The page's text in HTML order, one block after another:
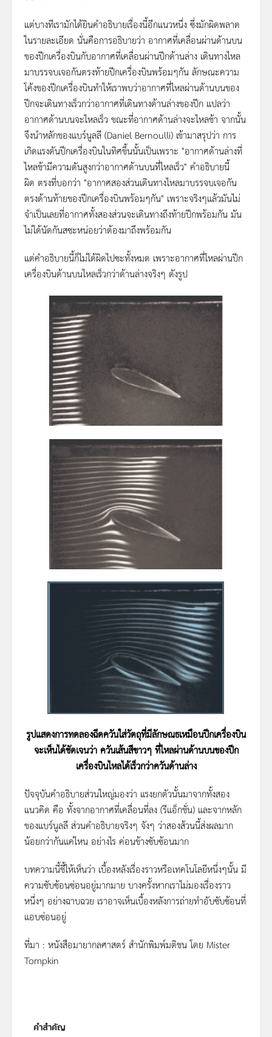
แต่บางทีเรามักได้ยินคำอธิบายเรื่องนี้อีกแนวหนึ่ง ซึ่งมักผิดพลาด
ในรายละเอียด นั่นคือการอธิบายว่า อากาศที่เคลื่อนผ่านด้านบน
ของปีกเครื่องบินกับอากาศที่เคลื่อนผ่านปีกด้านล่าง เดินทางไหล
มาบรรจบเจอกันตรงท้ายปีกเครื่องบินพร้อมๆกัน ลักษณะความ
โค้งของปีกเครื่องบินทำให้เราพบว่าอากาศที่ไหลผ่านด้านบนของ
ปีกจะเดินทางเร็วกว่าอากาศที่เดินทางด้านล่างของปีก แปลว่า
อากาศด้านบนจะไหลเร็ว ขณะที่อากาศด้านล่างจะไหลช้า จากนั้น
จึงนำหลักของแบร์นูลลี (Daniel Bernoulli) เข้ามาสรุปว่า การ
เกิดแรงดันปีกเครื่องบินในทิศขึ้นนั้นเป็นเพราะ "อากาศด้านล่างที่
ไหลช้ามีความดันสูงกว่าอากาศด้านบนที่ไหลเร็ว" คำอธิบายนี้
ผิด ตรงที่บอกว่า "อากาศสองส่วนเดินทางไหลมาบรรจบเจอกัน
ตรงด้านท้ายของปีกเครื่องบินพร้อมๆกัน" เพราะจริงๆแล้วมันไม่
จำเป็นเลยที่อากาศทั้งสองส่วนจะเดินทางถึงท้ายปีกพร้อมกัน มัน
ไม่ได้นัดกันสซะหน่อยว่าต้องมาถึงพร้อมกัน
แต่คำอธิบายนี้ก็ไม่ได้ผิดไปซะทั้งหมด เพราะอากาศที่ไหลผ่านปีก
เครื่องบินด้านบนไหลเร็วกว่าด้านล่างจริงๆ ดังรูป
รูปแสดงการทดลองฉีดควันใส่วัตถุที่มีลักษณธเหมือนปีกเครื่องบิน
จะเห็นได้ชัดเจนว่า ควันเส้นสีขาวๆ ที่ไหลผ่านด้านบนของปีก
เครื่องบินไหลได้เร็วกว่าควันด้านล่าง
ปัจจุบันคำอธิบายส่วนใหญ่มองว่า แรงยกตัวนั้นมาจากทั้งสอง
แนวคิด คือ ทั้งจากอากาศที่เคลื่อนที่ลง (รีแอ็กชั่น) และจากหลัก
ของแบร์นูลลี ส่วนคำอธิบายจริงๆ จังๆ ว่าสองส้วนนี้ส่งผลมาก
น้อยกว่ากันแค่ไหน อย่างไร ค่อนข้างซับซ้อนมาก
บทความนี้ชี้ให้เห็นว่า เบื้องหลังเรื่องราวหรือเทคโนโลยีหนึ่งๆนั้น มี
ความซับซ้อนซ่อนอยู่มากมาย บางครั้งหากเราไม่มองเรื่องราว
หนึ่งๆ อย่างฉาบฉวย เราอาจเห็นเบื้องหลังการถ่ายทำอับซับซ้อนที่
แอบซ่อนอยู่
ที่มา : หนังสือมายากลศาสตร์ สำนักพิมพ์มติชน โดย Mister
Tompkin
คำสำคัญ